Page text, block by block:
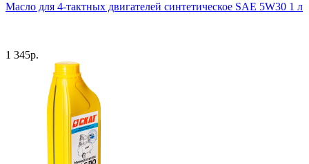
Масло для 4-тактных двигателей синтетическое SAE 5W30 1 л
1 345р.